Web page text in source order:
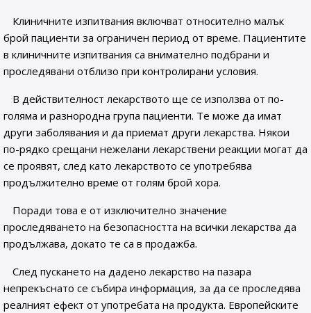
Клиничните изпитвания включват относително малък
брой пациенти за ограничен период от време. Пациентите
в клиничните изпитвания са внимателно подбрани и
проследявани отблизо при контролирани условия.
В действителност лекарството ще се използва от по-
голяма и разнородна група пациенти. Те може да имат
други заболявания и да приемат други лекарства. Някои
по-рядко срещани нежелани лекарствени реакции могат да
се проявят, след като лекарството се употребява
продължително време от голям брой хора.
Поради това е от изключително значение
проследяването на безопасността на всички лекарства да
продължава, докато те са в продажба.
След пускането на дадено лекарство на пазара
непрекъснато се събира информация, за да се проследява
реалният ефект от употребата на продукта. Европейските